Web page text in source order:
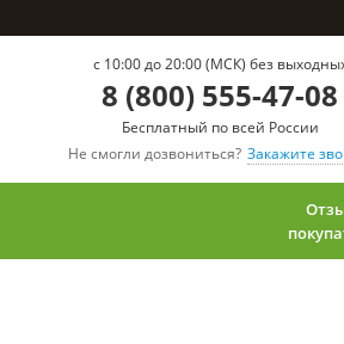
c 10:00 до 20:00 (МСК) без
8 (800) 555-47-08
Бесплатный по всей России
Не смогли дозвониться? Закажите